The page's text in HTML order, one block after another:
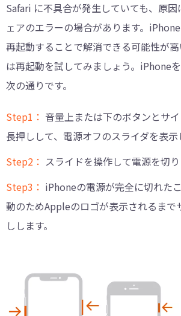
Safari に不具合が発生していても、原
ェアのエラーの場合があります。
再起動することで解消できる可能性が
は再起動を試してみましょう。iPhone
次の通りです。
Step1： 音量上または下のボタンとサ
長押しして、電源オフのスライダを表示
Step2： スライドを操作して電源を切り
Step3： iPhoneの電源が完全に切れた
動のためAppleのロゴが表示されるまで
しします。